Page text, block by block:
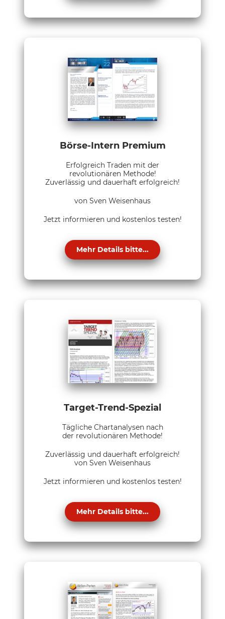
Börse-Intern Premium
Erfolgreich Traden mit der
revolutionären Methode!
Zuverlässig und dauerhaft erfolgreich!
von Sven Weisenhaus
Jetzt informieren und kostenlos testen!
Mehr Details bitte...
Target-Trend-Spezial
Tägliche Chartanalysen nach
der revolutionären Methode!
Zuverlässig und dauerhaft erfolgreich!
von Sven Weisenhaus
Jetzt informieren und kostenlos testen!
Mehr Details bitte...